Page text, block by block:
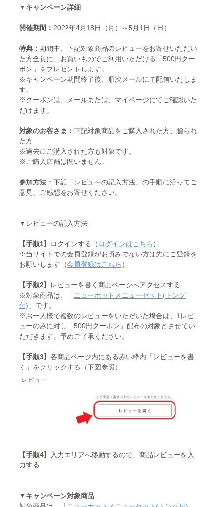
▼キャンペーン詳細
開催期間： 2022年4月18日（月）～5月1日（日）
特典： 期間中、下記対象商品のレビューをお寄せいただい
た方全員に、お買いものでご利用いただける「500円クー
ポン」をプレゼントします。
※キャンペーン期間終了後、順次メールにて配信いたしま
す。
※クーポンは、メールまたは、マイページにてご確認いた
だけます。
対象のお客さま： 下記対象商品をご購入された方、贈られ
た方
※過去にご購入された方も対象です。
※ご購入店舗は問いません。
参加方法： 下記「レビューの記入方法」の手順に沿ってご
意見、ご感想をお寄せください。
▼レビューの記入方法
【手順1】 ログインする（ ログインはこちら ）
※当サイトでの会員登録がお済みでない方は先にご登録を
お願いします（会員登録はこちら ）
【手順2】
レビューを書く商品ページへアクセスする
※対象商品は、「 ニューホットメニューセット(トング
付) 」です。
※お一人様で複数のレビューをいただいた場合は、1レビ
ューのみに対し「500円クーポン」配布の対象とさせてい
ただきます。予めご了承ください。
【手順3】 各商品ページ内にある赤い枠内「レビューを書
く」をクリックする（下図参照）
【手順4】
入力エリアへ移動するので、商品レビューを入
力する
▼キャンペーン対象商品